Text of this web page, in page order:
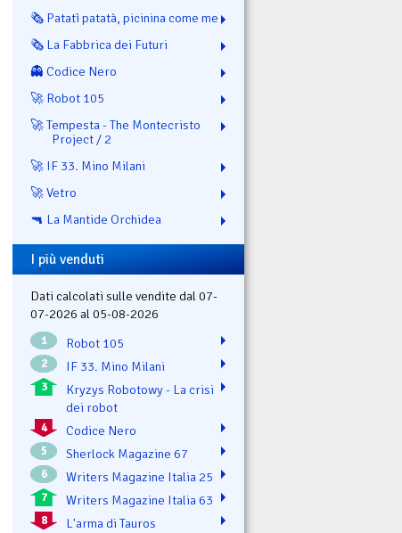
🗞️ Patatì patatà, picinina come me
🗞️ La Fabbrica dei Futuri
👻 Codice Nero
🚀 Robot 105
🚀 Tempesta - The Montecristo
Project / 2
🚀 IF 33. Mino Milani
🚀 Vetro
🔫 La Mantide Orchidea
I più venduti
Dati calcolati sulle vendite dal 07-
07-2026 al 05-08-2026
1 Robot 105
2 IF 33. Mino Milani
3
Kryzys Robotowy - La crisi
dei robot
4 Codice Nero
5 Sherlock Magazine 67
6 Writers Magazine Italia 25
7 Writers Magazine Italia 63
8 L'arma di Tauros